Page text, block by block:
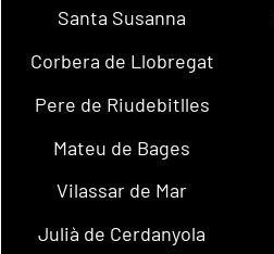
Santa Susanna
Corbera de Llobregat
Pere de Riudebitlles
Mateu de Bages
Vilassar de Mar
Julià de Cerdanyola